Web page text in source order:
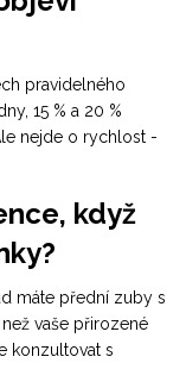
pravidelného
15 % a 20 %
nejde o rychlost -
když
máte přední zuby s
vaše přirozené
konzultovat s